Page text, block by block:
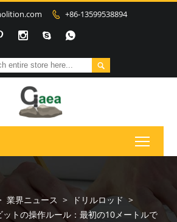
 +86-13599538894
  

業界ニュース > ドリルロッド >
ットの操作ルール：最初の10メートルで